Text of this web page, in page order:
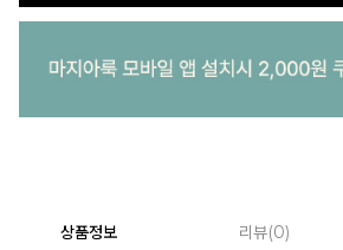
상품정보 리뷰 0